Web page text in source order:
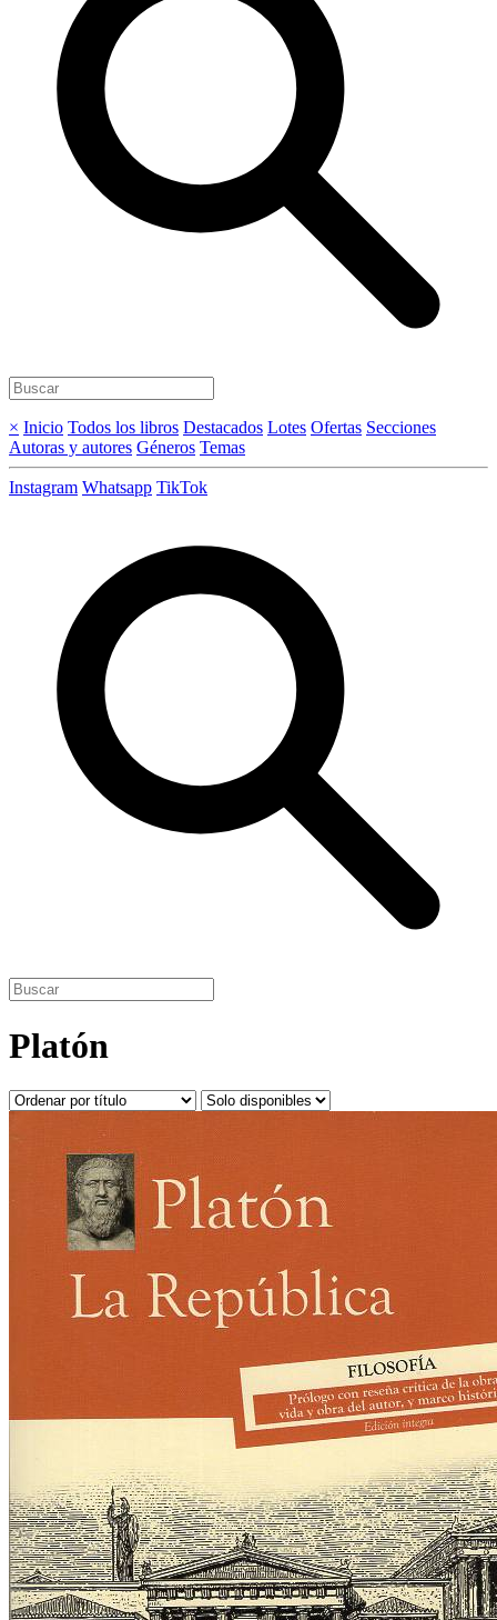
× Inicio Todos los libros Destacados Lotes Ofertas Secciones
Autoras y autores Géneros Temas
Instagram Whatsapp TikTok
Platón